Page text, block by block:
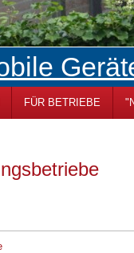
FÜR BETRIEBE